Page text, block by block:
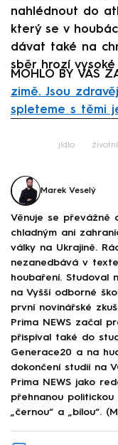
nahlédnout do
který se v
dávat také na
sběr hrozí
MOHLO BY VÁS
zimě. Jsou
spleteme s těmi
jídlo
Marek Veselý
Věnuje se převážně
chladným ani
války na Ukrajině.
nezanedbává v
houbaření. Studoval
na Vyšší odborné
první novinářské
Prima NEWS začal
přispíval také do
Generace20 a na
dokončení studií na
Prima NEWS jako
přehnanou
„černou“ a „bílou“.